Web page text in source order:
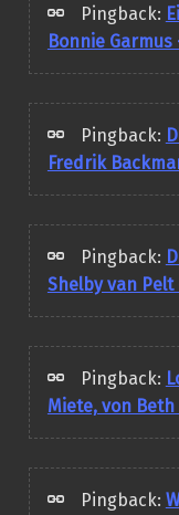
Pingback:
Bonnie Garmus
Pingback:
Fredrik
Pingback:
Shelby van Pelt
Pingback:
Miete, von Beth
Pingback: